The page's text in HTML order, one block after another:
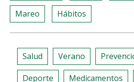
Mareo Hábitos
Salud Verano
Deporte Medicamentos